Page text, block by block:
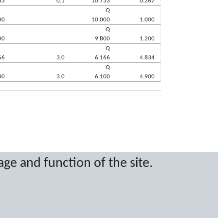
and function of the site.
Q
10.000
1.000
Q
9.800
1.200
3.0
Q
6.166
4.834
3.0
Q
6.100
4.900
permission.